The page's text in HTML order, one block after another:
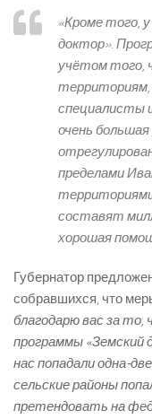
«Кроме того,
доктор».
учётом того,
территориям,
специалисты
очень
пределами
составят
хорошая
Губернатор
собравшихся, что
благодарю вас за
программы «Земский
нас попадали одна-
сельские районы
претендовать на